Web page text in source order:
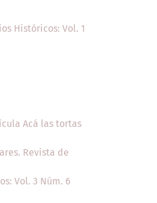
Históricos: Vol. 1
Acá las tortas
Revista de
Vol. 3 Núm. 6